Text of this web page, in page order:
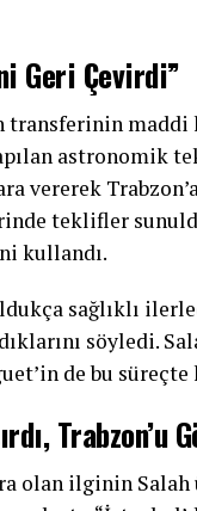
Geri Çevirdi”
transferinin maddi
astronomik
vererek
teklifler
kullandı.
sağlıklı
söyledi.
de bu
Trabzon’u
olan ilginin